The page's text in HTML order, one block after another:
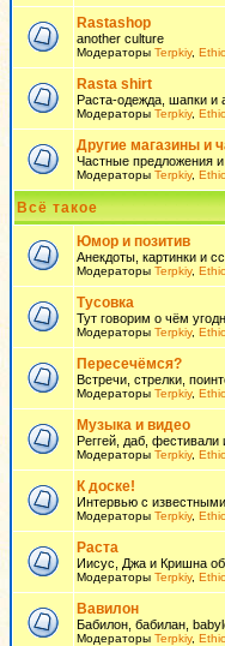
Rastashop
another culture
Модераторы Terpkiy,
Rasta shirt
Раста-одежда, шапки и
Модераторы Terpkiy,
Другие магазины и
Частные предложения
Модераторы Terpkiy,
Всё такое
Юмор и позитив
Анекдоты, картинки и
Модераторы Terpkiy,
Тусовка
Тут говорим о чём
Модераторы Terpkiy,
Пересечёмся?
Встречи, стрелки,
Модераторы Terpkiy,
Музыка и видео
Реггей, даб,
Модераторы Terpkiy,
К доске!
Интервью с
Модераторы Terpkiy,
Раста
Иисус, Джа и Кришна
Модераторы Terpkiy,
Вавилон
Бабилон, бабилан,
Модераторы Terpkiy,